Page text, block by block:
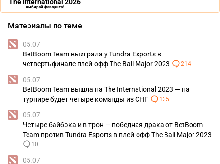
The International 2026
выбирай фаворита!
Материалы по теме
05.07
BetBoom Team выиграла у Tundra Esports в
четвертьфинале плей-офф The Bali Major 2023
214
05.07
BetBoom Team вышла на The International 2023 — на
турнире будет четыре команды из СНГ
135
05.07
Четыре байбэка и в трон — победная драка от BetBoom
Team против Tundra Esports в плей-офф The Bali Major 2023
10
05.07